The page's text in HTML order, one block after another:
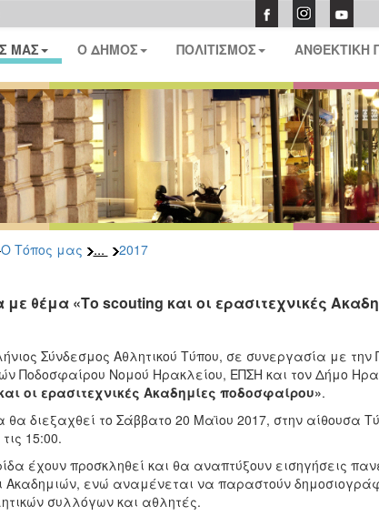
ΜΑΣ Ο ΔΗΜΟΣ ΠΟΛΙΤΙΣΜΟΣ ΑΝΘΕΚΤΙΚΗ
Ο Τόπος μας ... 2017
με θέμα «Το scouting και οι ερασιτεχνικές
Σύνδεσμος Αθλητικού Τύπου, σε συνεργασία με την
Ποδοσφαίρου Νομού Ηρακλείου, ΕΠΣΗ και τον Δήμο
οι ερασιτεχνικές Ακαδημίες ποδοσφαίρου».
θα διεξαχθεί το Σάββατο 20 Μαϊου 2017, στην αίθουσα
15:00.
έχουν προσκληθεί και θα αναπτύξουν εισηγήσεις
Ακαδημιών, ενώ αναμένεται να παραστούν
συλλόγων και αθλητές.